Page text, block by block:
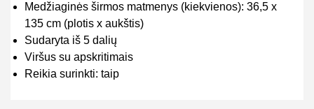
Medžiaginės širmos matmenys (kiekvienos): 36,5 x
135 cm (plotis x aukštis)
Sudaryta iš 5 dalių
Viršus su apskritimais
Reikia surinkti: taip